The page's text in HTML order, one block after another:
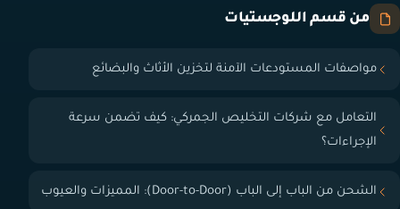
من قسم اللوجستيات
مواصفات المستودعات الآمنة لتخزين الأثاث والبضائع
التعامل مع شركات التخليص الجمركي: كيف تضمن سرعة
الإجراءات؟
الشحن من الباب إلى الباب (Door-to-Door): المميزات والعيوب